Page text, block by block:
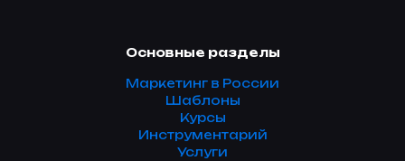
Основные разделы
Маркетинг в России
Шаблоны
Курсы
Инструментарий
Услуги